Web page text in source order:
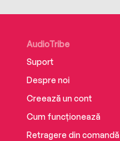
AudioTribe
Suport
Despre noi
Creează un cont
Cum funcționează
Retragere din comandă